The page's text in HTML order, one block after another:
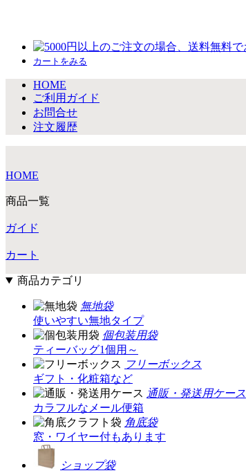
カートをみる
HOME
ご利用ガイド
お問合せ
注文履歴
HOME
商品一覧
ガイド
カート
商品カテゴリ
無地袋
使いやすい無地タイプ
個包装用袋
ティーバッグ1個用～
フリーボックス
ギフト・化粧箱など
通販・発送用ケース
カラフルなメール便箱
角底袋
窓・ワイヤー付もあります
ショップ袋